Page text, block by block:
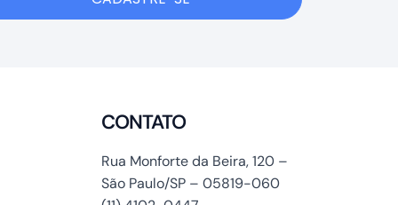
CONTATO
Rua Monforte da Beira, 120 –
São Paulo/SP – 05819-060